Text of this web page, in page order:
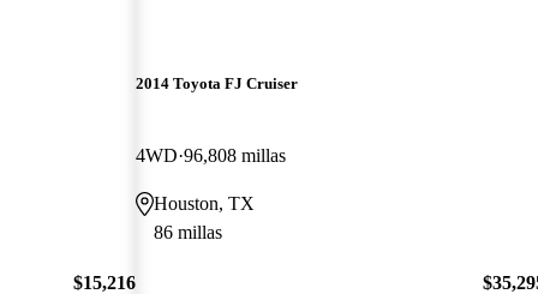
$15,216
2014 Toyota FJ Cruiser
4WD 96,808 millas
Houston, TX
86 millas